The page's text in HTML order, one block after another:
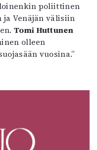
poliittinen
ja Venäjän välisiin
Tomi Huttunen
olleen
vuosina.”